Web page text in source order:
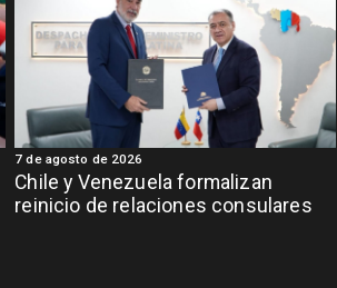
Chile y Venezuela formalizan
reinicio de relaciones consulares
7 de agosto de 2026